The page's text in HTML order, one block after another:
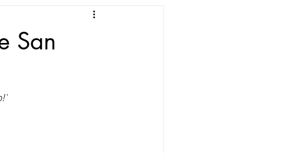
#Terricciola
San